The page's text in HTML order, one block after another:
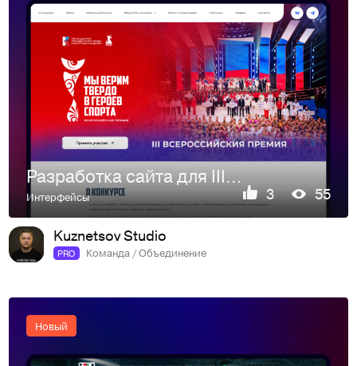
Разработка сайта для III Всероссийской премии «Мы твёрдо ве…
Интерфейсы 3 55
Kuznetsov Studio
PRO Команда / Объединение
Новый